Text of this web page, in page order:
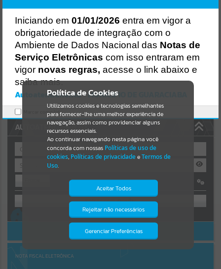
Resultados para""
Portais
Por favor, aguarde...
NOTÍCIAS
Por favor, aguarde...
Por favor, aguarde...
AUTOATENDIMENTO
OU
Cadastre-se|Recuperar Senha
ACESSAR SEM LOGIN
NOTA FISCAL ELETRÔNICA
Política de Cookies
Utilizamos cookies e tecnologias semelhantes
para fornecer-lhe uma melhor experiência de
navegação, assim como providenciar alguns
recursos essenciais.
Ao continuar navegando nesta página você
concorda com nossas Políticas de uso de
cookies, Políticas de privacidadeeTermos de
Uso.
Aceitar Todos
Rejeitar não necessários
Gerenciar Preferências
Isto significa que diversos recursos
providenciados poderão não estar
Iniciando em 01/01/2026 entra em vigor a
obrigatoriedade de integração com o
Ambiente de Dados Nacional das Notas de
Serviço Eletrônicas com isso entraram em
vigor novas regras, acesse o link abaixo e
saiba mais.
Autoatendimento - MUNICIPIO DE GUARACIABA
Marcar como lido.
SISTEMA
Gerenciamento do Sistema
CÓDIGO DA MENSAGEM:EST-000040
Ocorreu um erro de script:
Uncaught SyntaxError: Unexpected token '('
https://guaraciaba.atende.net/https:/guaraciaba.atende.net/cidadao/
pagina/licitacao-pregao-32-2016-processo-licitatorio-38-2016-
pmgba/static/bundle/wpo_index_2_base_l2_portal_editores_sync_
d9fb77cfd5741fafc9972edc7a641fea.js?v=83d4f602:47
Verificar Mais Detalhes
OK